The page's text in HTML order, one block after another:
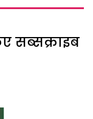
सब्सक्राइब